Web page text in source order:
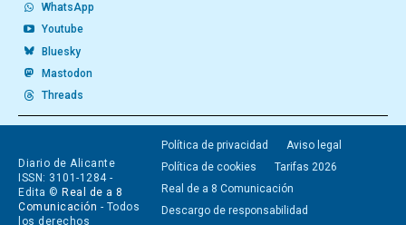
WhatsApp
Youtube
Bluesky
Mastodon
Threads
Diario de Alicante
ISSN: 3101-1284 -
Edita © Real de a 8
Comunicación - Todos
los derechos
Política de privacidad
Aviso legal
Política de cookies
Tarifas 2026
Real de a 8 Comunicación
Descargo de responsabilidad